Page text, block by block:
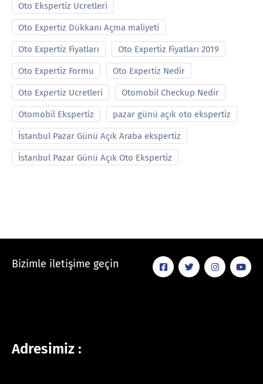
Oto Ekspertiz Ucretleri
Oto Expertiz Dükkanı Açma maliyeti
Oto Expertiz Fiyatları Oto Expertiz Fiyatları 2019
Oto Expertiz Formu Oto Expertiz Nedir
Oto Expertiz Ucretleri Otomobil Checkup Nedir
Otomobil Ekspertiz pazar günü açık oto ekspertiz
İstanbul Pazar Günü Açık Araba ekspertiz
İstanbul Pazar Günü Açık Oto Ekspertiz
Bizimle iletişime geçin
Adresimiz :